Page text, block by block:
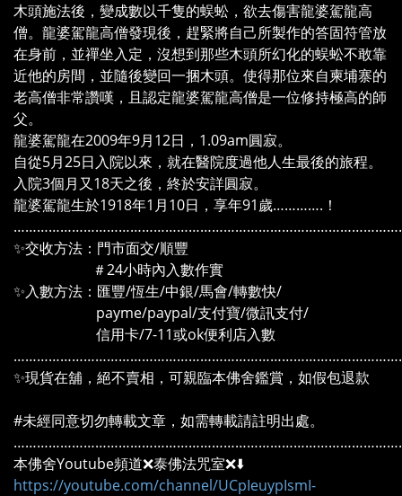
木頭施法後，變成數以千隻的蜈蚣，欲去傷害龍婆駕龍高
僧。龍婆駕龍高僧發現後，趕緊將自己所製作的答固符管放
在身前，並禪坐入定，沒想到那些木頭所幻化的蜈蚣不敢靠
近他的房間，並隨後變回一捆木頭。使得那位來自柬埔寨的
老高僧非常讚嘆，且認定龍婆駕龍高僧是一位修持極高的師
父。
龍婆駕龍在2009年9月12日，1.09am圓寂。
自從5月25日入院以來，就在醫院度過他人生最後的旅程。
入院3個月又18天之後，終於安詳圓寂。
龍婆駕龍生於1918年1月10日，享年91歲………….！
✨交收方法：門市面交/順豐
＃24小時內入數作實
✨入數方法：匯豐/恆生/中銀/馬會/轉數快/
payme/paypal/支付寶/微訊支付/
信用卡/7-11或ok便利店入數
✨現貨在舖，絕不賣相，可親臨本佛舍鑑賞，如假包退款
#未經同意切勿轉載文章，如需轉載請註明出處。
本佛舍Youtube頻道❌泰佛法咒室❌⬇️
https://youtube.com/channel/UCpIeuypIsmI-